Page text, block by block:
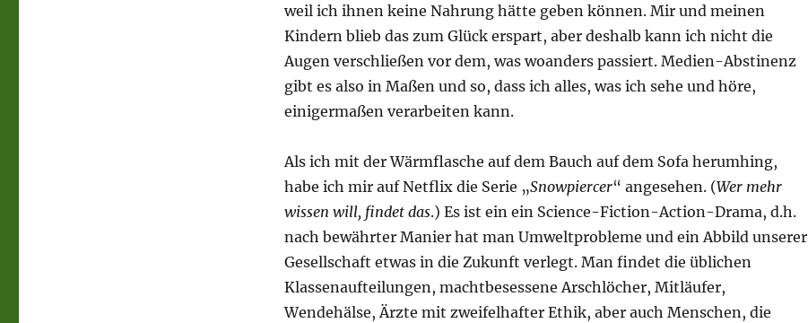
weil ich ihnen keine Nahrung hätte geben können. Mir und meinen
Kindern blieb das zum Glück erspart, aber deshalb kann ich nicht die
Augen verschließen vor dem, was woanders passiert. Medien-Abstinenz
gibt es also in Maßen und so, dass ich alles, was ich sehe und höre,
einigermaßen verarbeiten kann.
Als ich mit der Wärmflasche auf dem Bauch auf dem Sofa herumhing,
habe ich mir auf Netflix die Serie „Snowpiercer“ angesehen. (Wer mehr
wissen will, findet das.) Es ist ein ein Science-Fiction-Action-Drama, d.h.
nach bewährter Manier hat man Umweltprobleme und ein Abbild unserer
Gesellschaft etwas in die Zukunft verlegt. Man findet die üblichen
Klassenaufteilungen, machtbesessene Arschlöcher, Mitläufer,
Wendehälse, Ärzte mit zweifelhafter Ethik, aber auch Menschen, die